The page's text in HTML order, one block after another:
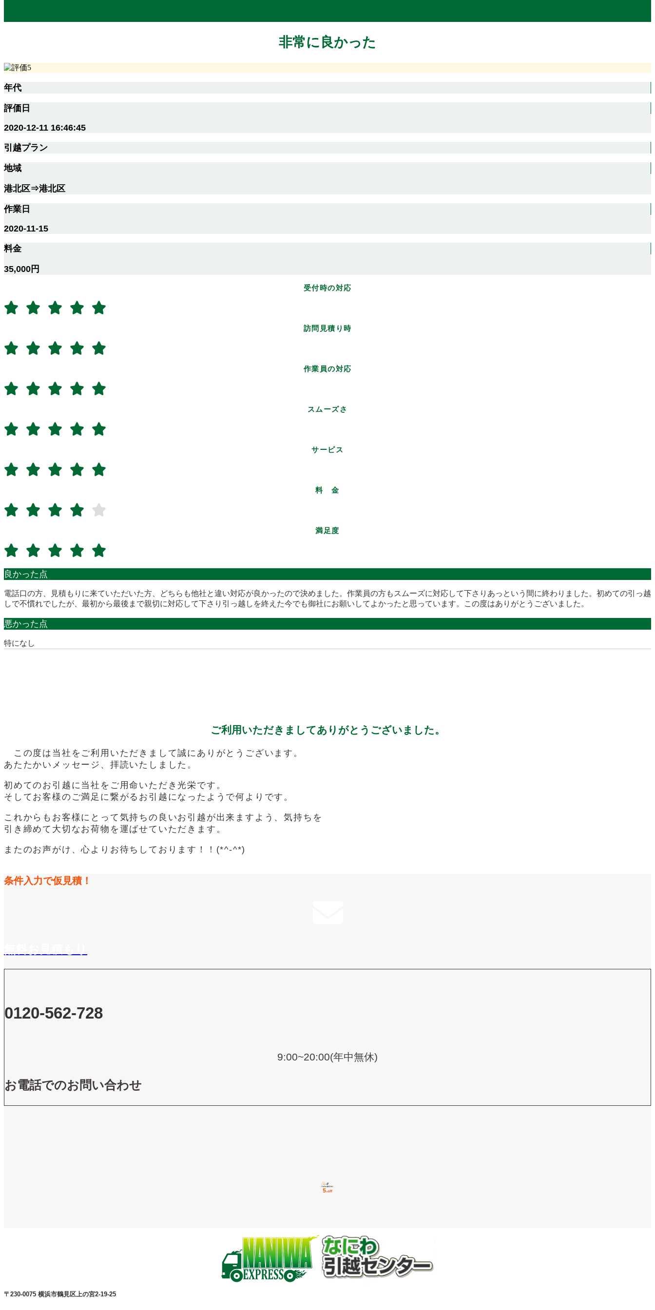
非常に良かった
年代
評価日
2020-12-11 16:46:45
引越プラン
地域
港北区⇒港北区
作業日
2020-11-15
料金
35,000円
受付時の対応
訪問見積り時
作業員の対応
スムーズさ
サービス
料 金
満足度
良かった点
電話口の方、見積もりに来ていただいた方、どちらも他社と違い対応が良かったので決めました。作業員の方もスムーズに対応して下さりあっという間に終わりました。初めての引っ越
しで不慣れでしたが、最初から最後まで親切に対応して下さり引っ越しを終えた今でも御社にお願いしてよかったと思っています。この度はありがとうございました。
悪かった点
特になし
ご利用いただきましてありがとうございました。
この度は当社をご利用いただきまして誠にありがとうございます。
あたたかいメッセージ、拝読いたしました。
初めてのお引越に当社をご用命いただき光栄です。
そしてお客様のご満足に繋がるお引越になったようで何よりです。
これからもお客様にとって気持ちの良いお引越が出来ますよう、気持ちを
引き締めて大切なお荷物を運ばせていただきます。
またのお声がけ、心よりお待ちしております！！(*^-^*)
条件入力で仮見積！
0120-562-728
9:00~20:00(年中無休)
お電話でのお問い合わせ
〒230-0075 横浜市鶴見区上の宮2-19-25